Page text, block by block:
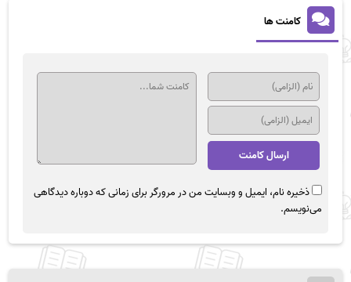
کامنت ها
ذخیره نام، ایمیل و وبسایت من در مرورگر برای زمانی که دوباره دیدگاهی
می‌نویسم.